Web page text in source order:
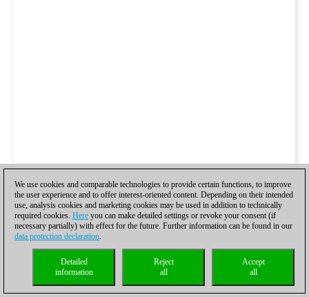
We use cookies and comparable technologies to provide certain functions, to improve
the user experience and to offer interest-oriented content. Depending on their intended
use, analysis cookies and marketing cookies may be used in addition to technically
required cookies. Here you can make detailed settings or revoke your consent (if
necessary partially) with effect for the future. Further information can be found in our
data protection declaration.
Accept
all
Reject
all
Detailed
information